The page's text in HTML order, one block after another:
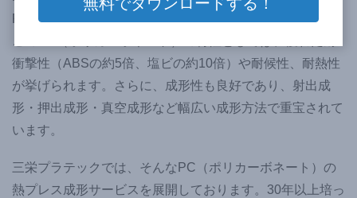
PC・ポリカと略される汎用的なプラスチック素材です。
このPC（ポリカーボネート）の特性としては、優れた耐
衝撃性（ABSの約5倍、塩ビの約10倍）や耐候性、耐熱性
が挙げられます。さらに、成形性も良好であり、射出成
形・押出成形・真空成形など幅広い成形方法で重宝されて
います。
三栄プラテックでは、そんなPC（ポリカーボネート）の
熱プレス成形サービスを展開しております。30年以上培っ